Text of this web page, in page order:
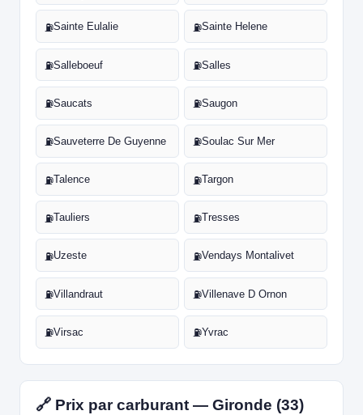
⛽Sainte Eulalie ⛽Sainte Helene
⛽Salleboeuf ⛽Salles
⛽Saucats ⛽Saugon
⛽Sauveterre De Guyenne ⛽Soulac Sur Mer
⛽Talence ⛽Targon
⛽Tauliers ⛽Tresses
⛽Uzeste ⛽Vendays Montalivet
⛽Villandraut ⛽Villenave D Ornon
⛽Virsac ⛽Yvrac
🔗 Prix par carburant — Gironde (33)